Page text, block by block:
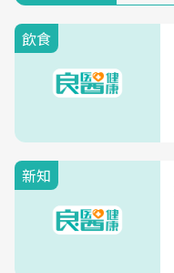
飲食
新知